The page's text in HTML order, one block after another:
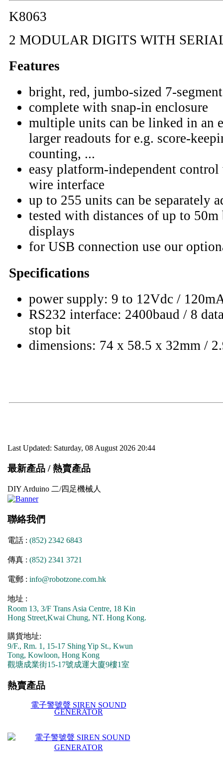
K8063
2 MODULAR DIGITS WITH
Features
bright, red, jumbo-sized 7-
complete with snap-in enclosure
multiple units can be linked in an
larger readouts for e.g. score-
counting, ...
easy platform-independent
wire interface
up to 255 units can be separately
tested with distances of up to 50m
displays
for USB connection use our
Specifications
power supply: 9 to 12Vdc /
RS232 interface: 2400baud / 8
stop bit
dimensions: 74 x 58.5 x 32mm /
Last Updated: Saturday, 08 August 2026 20:44
最新產品 / 熱賣產品
DIY Arduino 二/四足機械人
聯絡我們
電話 : (852) 2342 6843
傳真 : (852) 2341 3721
電郵 : info@robotzone.com.hk
地址 :
Room 13, 3/F Trans Asia Centre, 18 Kin
Hong Street,Kwai Chung, NT. Hong Kong.
購貨地址:
9/F., Rm. 1, 15-17 Shing Yip St., Kwun
Tong, Kowloon, Hong Kong
觀塘成業街15-17號成運大廈9樓1室
熱賣產品
電子警號聲 SIREN SOUND
GENERATOR